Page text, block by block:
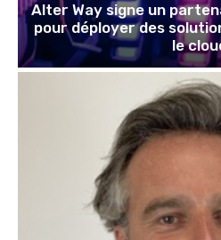
Alter Way signe un
pour déployer des
le